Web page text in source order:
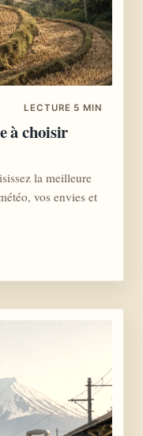
LECTURE 5 MIN
à choisir
la meilleure
vos envies et